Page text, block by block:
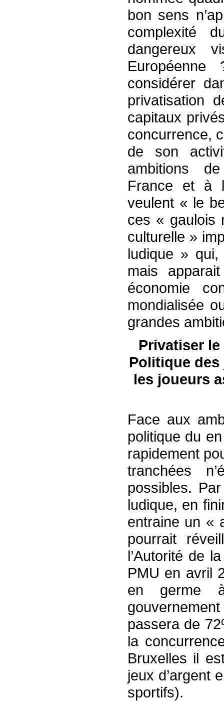
bon sens
complexité
dangereux
considérer
privatisation
capitaux
concurrence,
de son
ambitions
France et à
veulent « le
ces « gaulois
culturelle »
ludique »
mais
économie
mondialisée
grandes
Privatiser
Politique
les joueurs
Face aux
politique du
rapidement
tranchées
possibles.
ludique, en
entraine un «
pourrait
l’Autorité de
PMU en avril
en germe
passera de
la
Bruxelles il
jeux d’argent
sportifs).